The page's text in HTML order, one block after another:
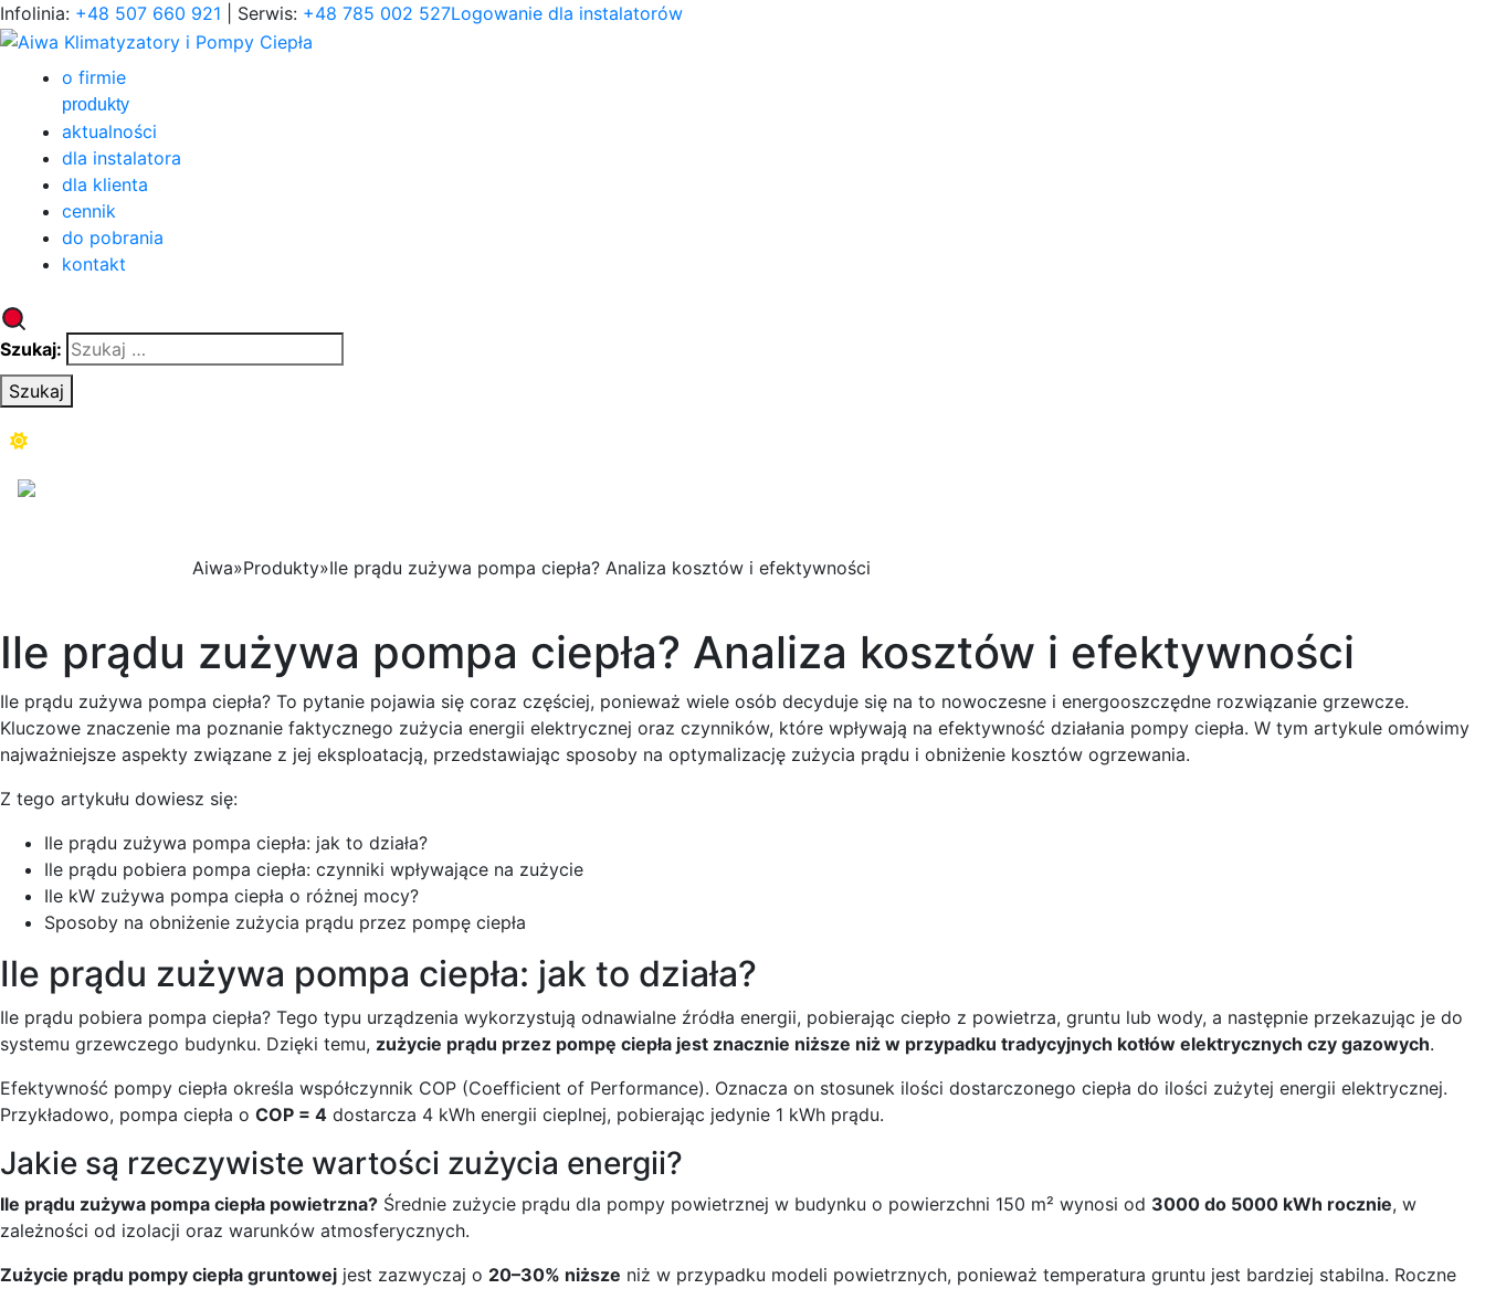
Infolinia: +48 507 660 921 | Serwis: +48 785 002 527Logowanie dla instalatorów
o firmie
produkty
aktualności
dla instalatora
dla klienta
cennik
do pobrania
kontakt
Szukaj:
Szukaj
Aiwa»Produkty»Ile prądu zużywa pompa ciepła? Analiza kosztów i efektywności
Ile prądu zużywa pompa ciepła? Analiza kosztów i efektywności
Ile prądu zużywa pompa ciepła? To pytanie pojawia się coraz częściej, ponieważ wiele osób decyduje się na to nowoczesne i energooszczędne rozwiązanie grzewcze.
Kluczowe znaczenie ma poznanie faktycznego zużycia energii elektrycznej oraz czynników, które wpływają na efektywność działania pompy ciepła. W tym artykule omówimy
najważniejsze aspekty związane z jej eksploatacją, przedstawiając sposoby na optymalizację zużycia prądu i obniżenie kosztów ogrzewania.
Z tego artykułu dowiesz się:
Ile prądu zużywa pompa ciepła: jak to działa?
Ile prądu pobiera pompa ciepła: czynniki wpływające na zużycie
Ile kW zużywa pompa ciepła o różnej mocy?
Sposoby na obniżenie zużycia prądu przez pompę ciepła
Ile prądu zużywa pompa ciepła: jak to działa?
Ile prądu pobiera pompa ciepła? Tego typu urządzenia wykorzystują odnawialne źródła energii, pobierając ciepło z powietrza, gruntu lub wody, a następnie przekazując je do
systemu grzewczego budynku. Dzięki temu, zużycie prądu przez pompę ciepła jest znacznie niższe niż w przypadku tradycyjnych kotłów elektrycznych czy gazowych.
Efektywność pompy ciepła określa współczynnik COP (Coefficient of Performance). Oznacza on stosunek ilości dostarczonego ciepła do ilości zużytej energii elektrycznej.
Przykładowo, pompa ciepła o COP = 4 dostarcza 4 kWh energii cieplnej, pobierając jedynie 1 kWh prądu.
Jakie są rzeczywiste wartości zużycia energii?
Ile prądu zużywa pompa ciepła powietrzna? Średnie zużycie prądu dla pompy powietrznej w budynku o powierzchni 150 m² wynosi od 3000 do 5000 kWh rocznie, w
zależności od izolacji oraz warunków atmosferycznych.
Zużycie prądu pompy ciepła gruntowej jest zazwyczaj o 20–30% niższe niż w przypadku modeli powietrznych, ponieważ temperatura gruntu jest bardziej stabilna. Roczne